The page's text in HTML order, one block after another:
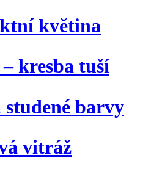
květina
kresba tuší
studené barvy
vitráž